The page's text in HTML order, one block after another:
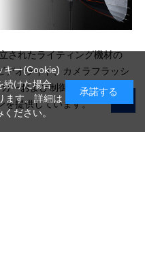
されたライティング機材の
デオライト、カメラフラッシ
ーおよび制御システムな
を提供しています。
キー(Cookie)
続けた場合
ます。詳細は
ださい。
承諾する